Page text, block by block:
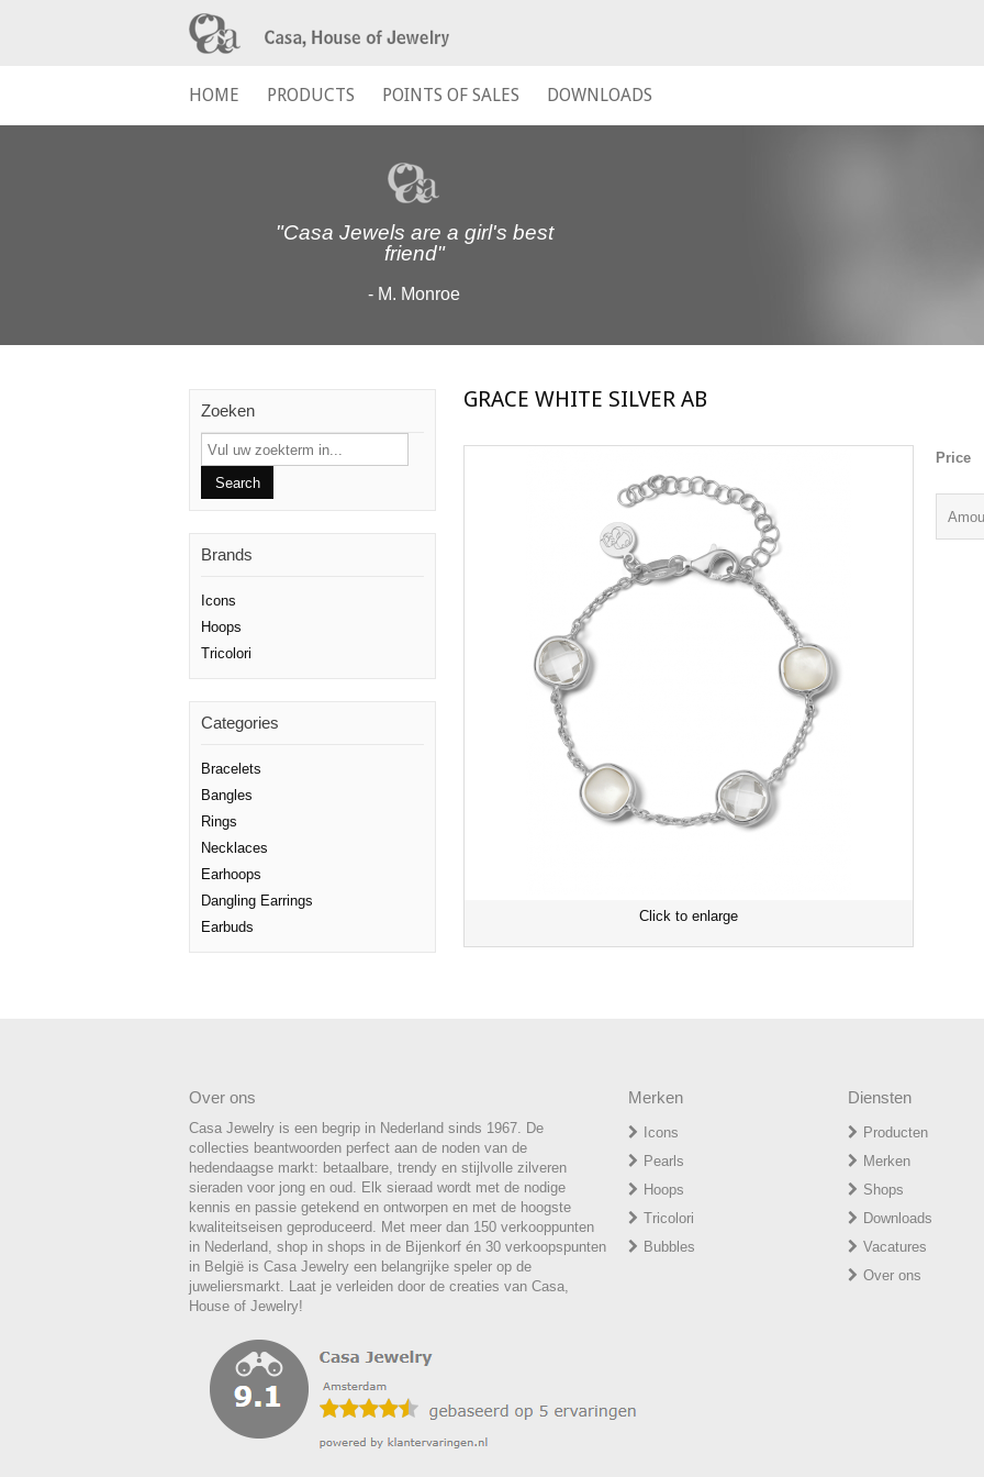
HOME PRODUCTS POINTS OF SALES DOWNLOADS
"Casa Jewels are a girl's best
friend"
- M. Monroe
GRACE WHITE SILVER AB
Click to enlarge
Price
Zoeken
Brands
Icons
Hoops
Tricolori
Categories
Bracelets
Bangles
Rings
Necklaces
Earhoops
Dangling Earrings
Earbuds
Over ons
Casa Jewelry is een begrip in Nederland sinds 1967. De
collecties beantwoorden perfect aan de noden van de
hedendaagse markt: betaalbare, trendy en stijlvolle zilveren
sieraden voor jong en oud. Elk sieraad wordt met de nodige
kennis en passie getekend en ontworpen en met de hoogste
kwaliteitseisen geproduceerd. Met meer dan 150 verkooppunten
in Nederland, shop in shops in de Bijenkorf én 30 verkoopspunten
in België is Casa Jewelry een belangrijke speler op de
juweliersmarkt. Laat je verleiden door de creaties van Casa,
House of Jewelry!
Merken
Icons
Pearls
Hoops
Tricolori
Bubbles
Diensten
Producten
Merken
Shops
Downloads
Vacatures
Over ons